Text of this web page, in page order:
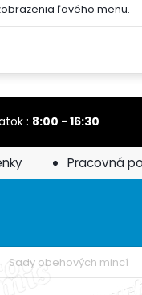
ľavého menu.
: 8:00 - 16:30
Pracovná
Sady obehových mincí